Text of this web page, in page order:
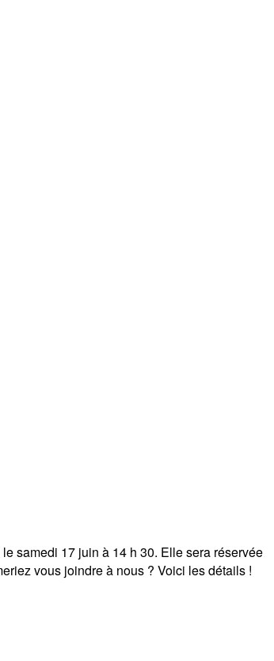
samedi 17 juin à 14 h 30. Elle sera réservée
vous joindre à nous ? Voici les détails !